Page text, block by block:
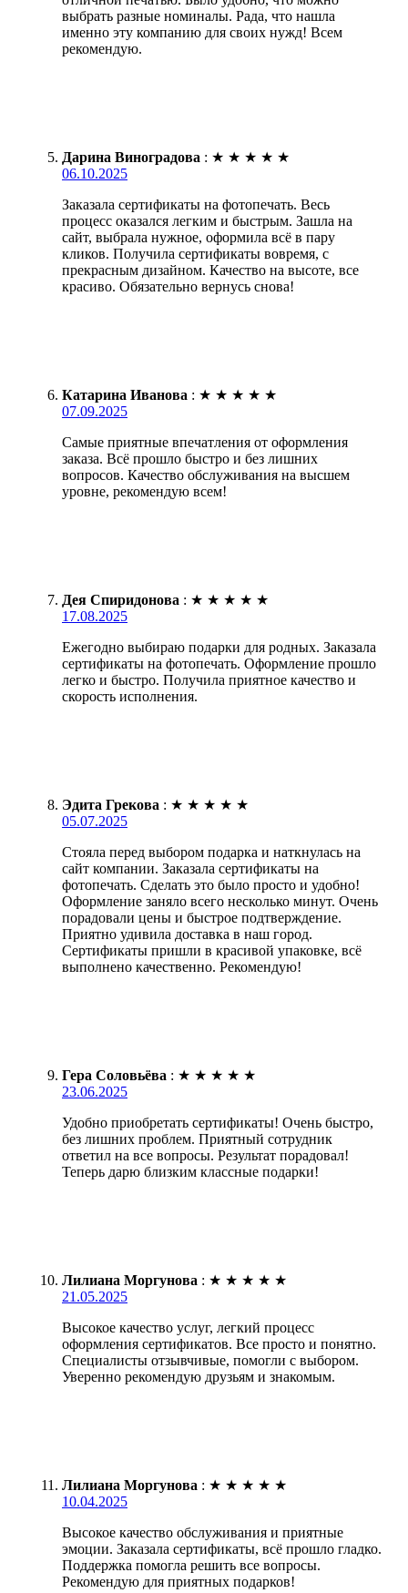
выбрать разные номиналы. Рада, что нашла
именно эту компанию для своих нужд! Всем
рекомендую.
Дарина Виноградова : ★ ★ ★ ★ ★
06.10.2025
Заказала сертификаты на фотопечать. Весь
процесс оказался легким и быстрым. Зашла на
сайт, выбрала нужное, оформила всё в пару
кликов. Получила сертификаты вовремя, с
прекрасным дизайном. Качество на высоте, все
красиво. Обязательно вернусь снова!
Катарина Иванова : ★ ★ ★ ★ ★
07.09.2025
Самые приятные впечатления от оформления
заказа. Всё прошло быстро и без лишних
вопросов. Качество обслуживания на высшем
уровне, рекомендую всем!
Дея Спиридонова : ★ ★ ★ ★ ★
17.08.2025
Ежегодно выбираю подарки для родных. Заказала
сертификаты на фотопечать. Оформление прошло
легко и быстро. Получила приятное качество и
скорость исполнения.
Эдита Грекова : ★ ★ ★ ★ ★
05.07.2025
Стояла перед выбором подарка и наткнулась на
сайт компании. Заказала сертификаты на
фотопечать. Сделать это было просто и удобно!
Оформление заняло всего несколько минут. Очень
порадовали цены и быстрое подтверждение.
Приятно удивила доставка в наш город.
Сертификаты пришли в красивой упаковке, всё
выполнено качественно. Рекомендую!
Гера Соловьёва : ★ ★ ★ ★ ★
23.06.2025
Удобно приобретать сертификаты! Очень быстро,
без лишних проблем. Приятный сотрудник
ответил на все вопросы. Результат порадовал!
Теперь дарю близким классные подарки!
Лилиана Моргунова : ★ ★ ★ ★ ★
21.05.2025
Высокое качество услуг, легкий процесс
оформления сертификатов. Все просто и понятно.
Специалисты отзывчивые, помогли с выбором.
Уверенно рекомендую друзьям и знакомым.
Лилиана Моргунова : ★ ★ ★ ★ ★
10.04.2025
Высокое качество обслуживания и приятные
эмоции. Заказала сертификаты, всё прошло гладко.
Поддержка помогла решить все вопросы.
Рекомендую для приятных подарков!